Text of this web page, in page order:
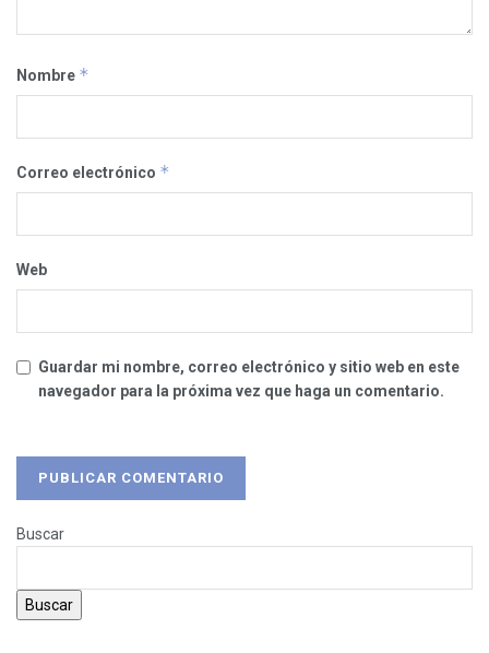
Nombre *
Correo electrónico *
Web
Guardar mi nombre, correo electrónico y sitio web en este
navegador para la próxima vez que haga un comentario.
Buscar
Buscar